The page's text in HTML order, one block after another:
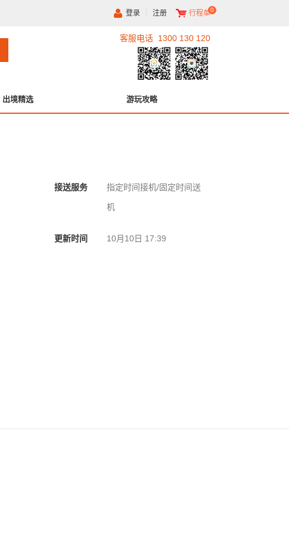
登录 注册 行程单0
客服电话 1300 130 120
出境精选 游玩攻略
接送服务 指定时间接机/固定时间送
机
更新时间 10月10日 17:39